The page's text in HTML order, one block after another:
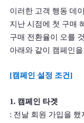
이러한 고객 행동 데
지난 시점에 첫 구매
구매 전환율이 오를
아래와 같이 캠페인
[캠페인 설정 조건]
1. 캠페인 타겟
: 전날 회원 가입을